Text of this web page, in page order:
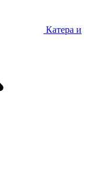
Катера и